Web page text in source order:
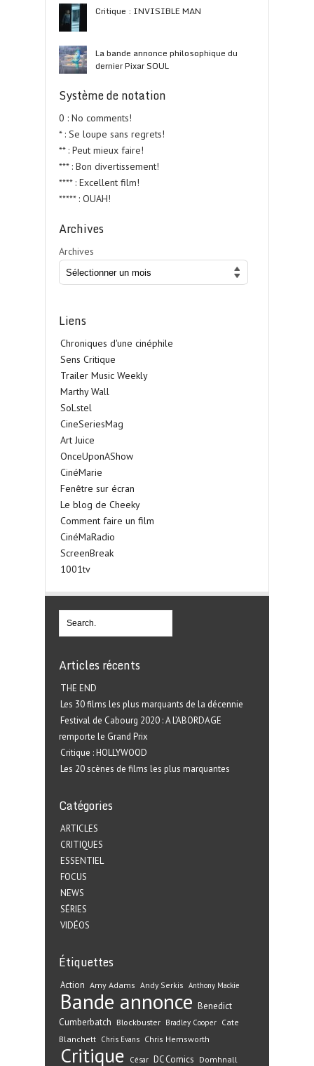
Critique : INVISIBLE MAN
La bande annonce philosophique du
dernier Pixar SOUL
Système de notation
0 : No comments!
* : Se loupe sans regrets!
** : Peut mieux faire!
*** : Bon divertissement!
**** : Excellent film!
***** : OUAH!
Archives
Archives
Liens
Chroniques d'une cinéphile
Sens Critique
Trailer Music Weekly
Marthy Wall
SoLstel
CineSeriesMag
Art Juice
OnceUponAShow
CinéMarie
Fenêtre sur écran
Le blog de Cheeky
Comment faire un film
CinéMaRadio
ScreenBreak
1001tv
Articles récents
THE END
Les 30 films les plus marquants de la décennie
Festival de Cabourg 2020 : A L’ABORDAGE
remporte le Grand Prix
Critique : HOLLYWOOD
Les 20 scènes de films les plus marquantes
Catégories
ARTICLES
CRITIQUES
ESSENTIEL
FOCUS
NEWS
SÉRIES
VIDÉOS
Étiquettes
Action Amy Adams Andy Serkis Anthony Mackie
Bande annonce Benedict
Cumberbatch Blockbuster Bradley Cooper Cate
Blanchett Chris Evans Chris Hemsworth
Critique César DC Comics Domhnall